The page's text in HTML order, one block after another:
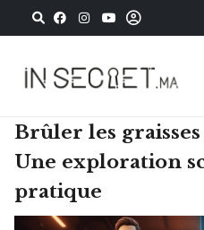
Brûler les
Une exploration
pratique